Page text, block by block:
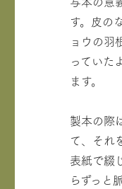
す。皮の
ョウの羽
っていた
ます。
製本の際
て、それ
表紙で綴
らずっと